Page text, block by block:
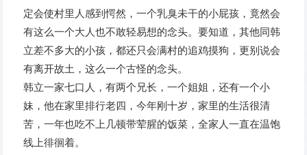
定会使村里人感到愕然，一个乳臭未干的小屁孩，竟然会
有这么一个大人也不敢轻易想的念头。要知道，其他同韩
立差不多大的小孩，都还只会满村的追鸡摸狗，更别说会
有离开故土，这么一个古怪的念头。
韩立一家七口人，有两个兄长，一个姐姐，还有一个小
妹，他在家里排行老四，今年刚十岁，家里的生活很清
苦，一年也吃不上几顿带荤腥的饭菜，全家人一直在温饱
线上徘徊着。